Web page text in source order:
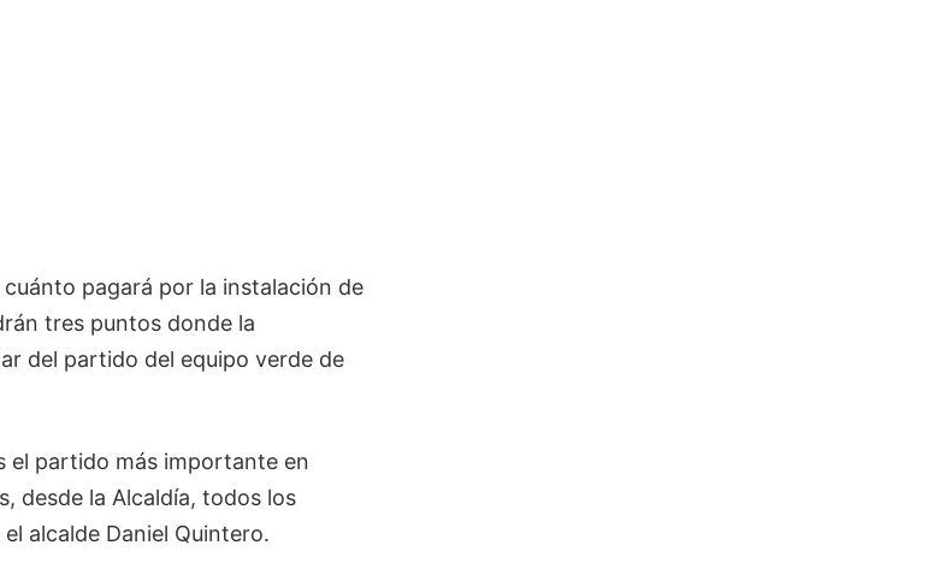
pagará por la instalación de
tres puntos donde la
del partido del equipo verde de
el partido más importante en
desde la Alcaldía, todos los
alcalde Daniel Quintero.